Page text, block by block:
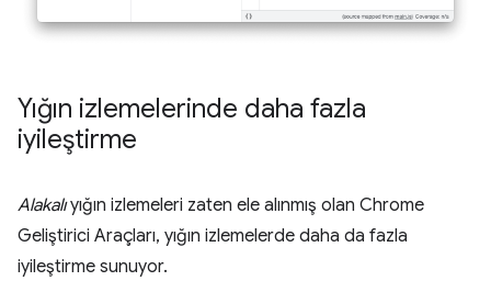
Yığın izlemelerinde daha fazla
iyileştirme
Alakalıyığın izlemeleri zaten ele alınmış olan Chrome
Geliştirici Araçları, yığın izlemelerde daha da fazla
iyileştirme sunuyor.